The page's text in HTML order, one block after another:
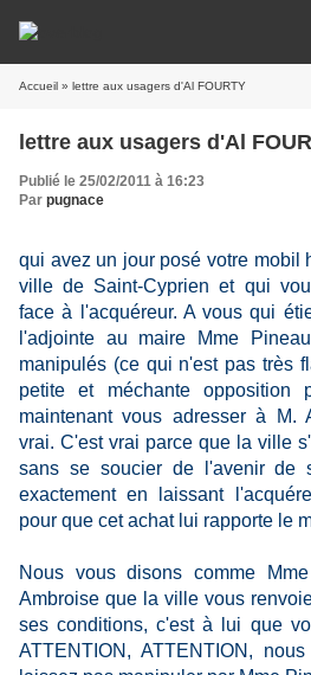
Accueil » lettre aux usagers d'Al FOURTY
lettre aux usagers d'Al
Publié le 25/02/2011 à 16:23
Par pugnace
qui avez un jour posé votre mobil
ville de Saint-Cyprien et qui
face à l'acquéreur. A vous qui
l'adjointe au maire Mme
manipulés (ce qui n'est pas très
petite et méchante opposition
maintenant vous adresser à M.
vrai. C'est vrai parce que la ville
sans se soucier de l'avenir de
exactement en laissant
pour que cet achat lui rapporte le
Nous vous disons comme
Ambroise que la ville vous
ses conditions, c'est à lui que
ATTENTION, ATTENTION,